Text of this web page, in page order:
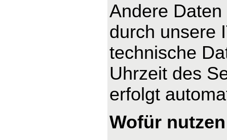
Andere
durch unsere
technische
Uhrzeit des
erfolgt
Wofür